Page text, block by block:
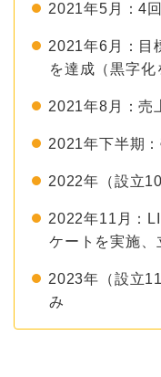
2021年5月：4
2021年6月：目
を達成（黒字化
2021年8月：売
2021年下半期
2022年（設立
2022年11月：
ケートを実施、
2023年（設立
み